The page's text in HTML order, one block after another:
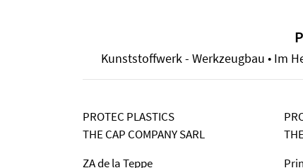
Kunststoffwerk - Werkzeugbau • Im
PROTEC PLASTICS
THE CAP COMPANY SARL
ZA de la Teppe